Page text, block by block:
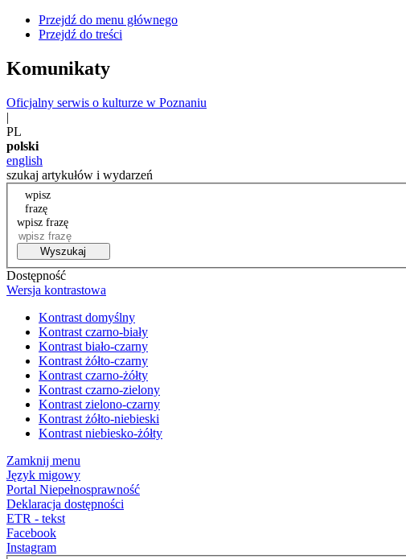
Przejdź do menu głównego
Przejdź do treści
Komunikaty
Oficjalny serwis o kulturze w Poznaniu
|
PL
polski
english
szukaj artykułów i wydarzeń
wpisz
frazę
wpisz frazę
Wyszukaj
Dostępność
Wersja kontrastowa
Kontrast domyślny
Kontrast czarno-biały
Kontrast biało-czarny
Kontrast żółto-czarny
Kontrast czarno-żółty
Kontrast czarno-zielony
Kontrast zielono-czarny
Kontrast żółto-niebieski
Kontrast niebiesko-żółty
Zamknij menu
Język migowy
Portal Niepełnosprawność
Deklaracja dostępności
ETR - tekst
Facebook
Instagram